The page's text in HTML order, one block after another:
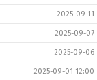
2025-09-11
2025-09-07
2025-09-06
2025-09-01 12:00